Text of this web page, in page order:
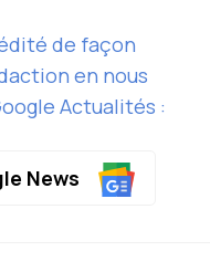
de façon
en nous
Actualités :
News